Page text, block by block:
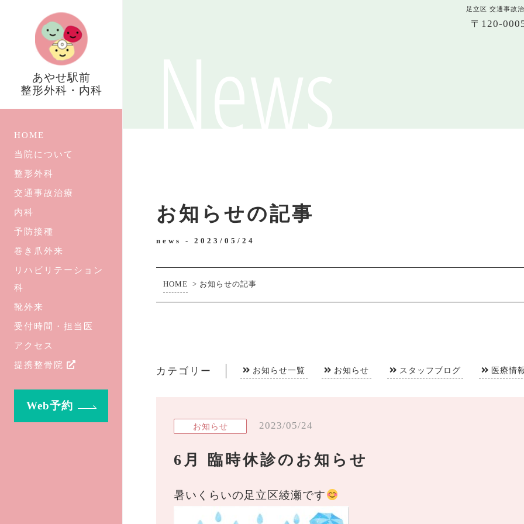
足立区 交通事故
あやせ駅前
整形外科・内科
HOME
当院について
整形外科
交通事故治療
内科
予防接種
巻き爪外来
リハビリテーション
科
靴外来
受付時間・担当医
アクセス
提携整骨院
Web予約
〒120-
お知らせの記事
news - 2023/05/24
HOME > お知らせの記事
カテゴリー お知らせ一覧 お知らせ スタッフブログ 医療情
お知らせ 2023/05/24
6月 臨時休診のお知らせ
暑いくらいの足立区綾瀬です